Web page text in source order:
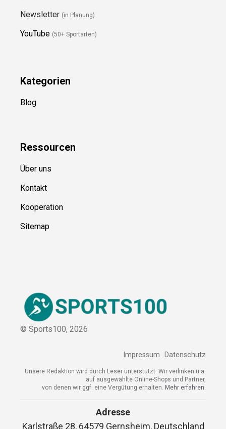
Newsletter (in Planung)
YouTube (50+ Sportarten)
Kategorien
Blog
Ressourcen
Über uns
Kontakt
Kooperation
Sitemap
© Sports100, 2026
Impressum Datenschutz
Unsere Redaktion wird durch Leser unterstützt. Wir verlinken u.a.
auf ausgewählte Online-Shops und Partner,
von denen wir ggf. eine Vergütung erhalten. Mehr erfahren.
Adresse
Karlstraße 28, 64579 Gernsheim, Deutschland